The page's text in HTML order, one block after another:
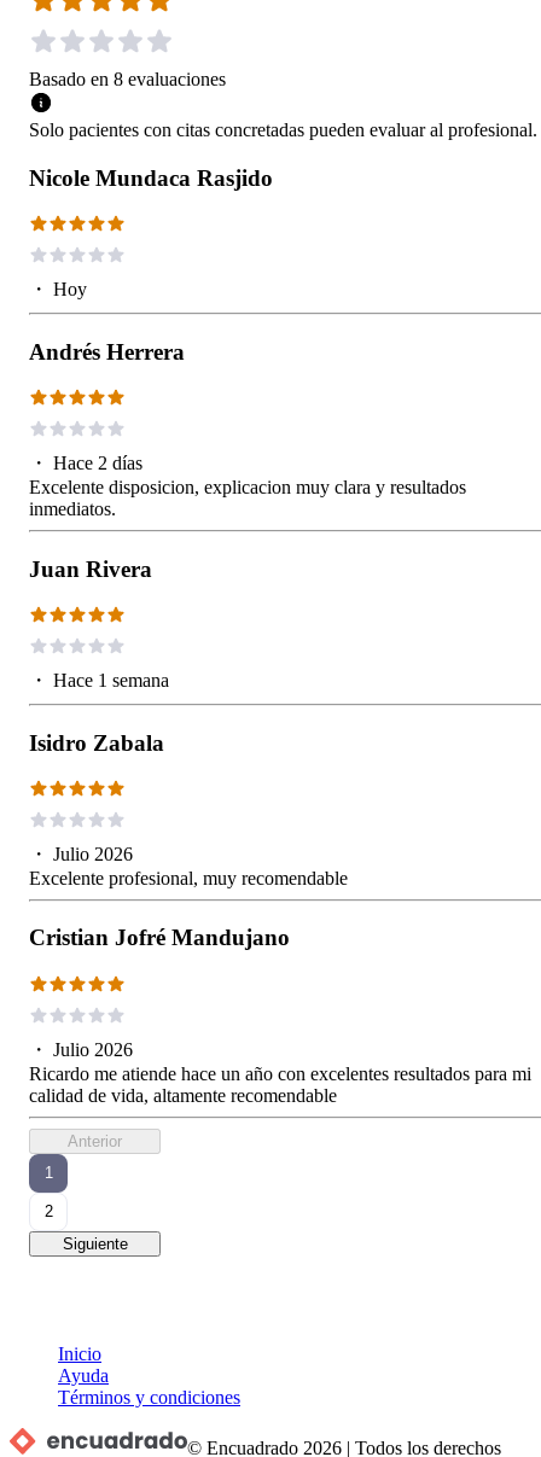
Basado en 8 evaluaciones
Solo pacientes con citas concretadas pueden evaluar al profesional.
Nicole Mundaca Rasjido
・ Hoy
Andrés Herrera
・ Hace 2 días
Excelente disposicion, explicacion muy clara y resultados
inmediatos.
Juan Rivera
・ Hace 1 semana
Isidro Zabala
・ Julio 2026
Excelente profesional, muy recomendable
Cristian Jofré Mandujano
・ Julio 2026
Ricardo me atiende hace un año con excelentes resultados para mi
calidad de vida, altamente recomendable
Anterior
1
2
Siguiente
Inicio
Ayuda
Términos y condiciones
© Encuadrado 2026 |Todos los derechos